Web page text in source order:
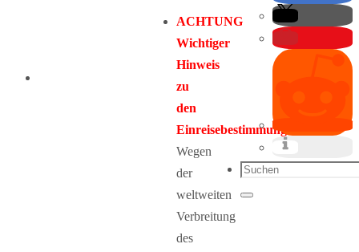
ACHTUNG
Wichtiger
Hinweis
zu
den
Einreisebestimmungen:
Wegen
der
weltweiten
Verbreitung
des
Suchen
nach:
Suchen